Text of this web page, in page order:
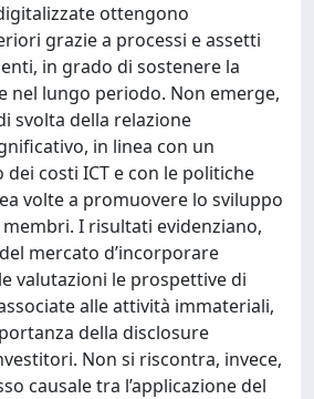
ottengono
grazie a processi e assetti
in grado di sostenere la
nel lungo periodo. Non emerge,
svolta della relazione
in linea con un
costi ICT e con le politiche
volte a promuovere lo sviluppo
I risultati evidenziano,
mercato d’incorporare
valutazioni le prospettive di
alle attività immateriali,
della disclosure
Non si riscontra, invece,
causale tra l’applicazione del